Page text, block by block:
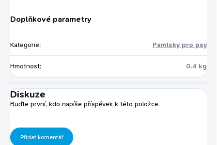
Doplňkové parametry
Kategorie: Pamlsky pro psy
Hmotnost: 0.4 kg
Diskuze
Buďte první, kdo napíše příspěvek k této položce.
Přidat komentář